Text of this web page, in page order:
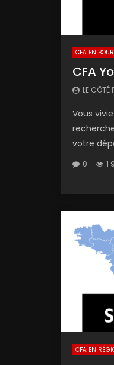
CFA EN
CFA
LE CÔTÉ
Vous
votre
0 1
CFA EN